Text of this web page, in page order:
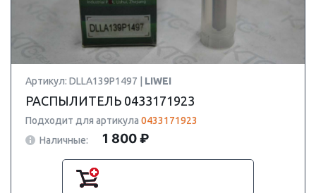
Артикул: DLLA139P1497 | LIWEI
РАСПЫЛИТЕЛЬ 0433171923
Подходит для артикула 0433171923
Наличные:
1 800 ₽